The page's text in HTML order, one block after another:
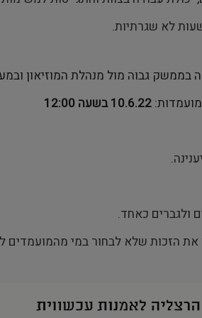
גבוה מול מנהלת המוזיאון
10.6.22 בשעה 12:00
ולגברים כאחד.
את הזכות שלא לבחור במי מהמועמדים